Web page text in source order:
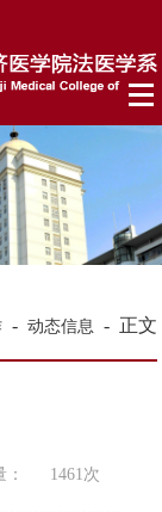
- 动态信息 - 正文
1461 次